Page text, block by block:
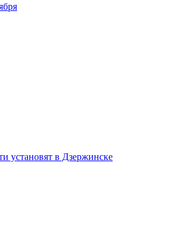
установят в Дзержинске